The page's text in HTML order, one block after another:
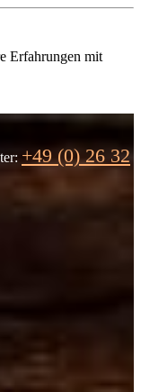
Erfahrungen mit
+49 (0) 26 32